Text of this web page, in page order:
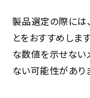
製品選定の際には
とをおすすめしま
な数値を示せない
ない可能性があり